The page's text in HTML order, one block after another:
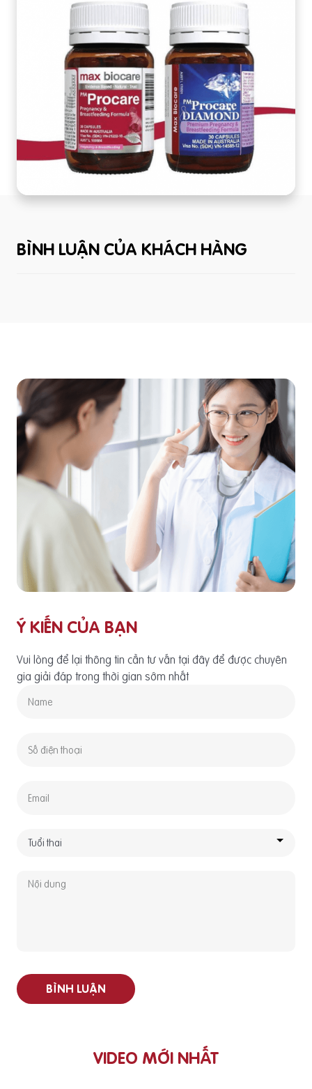
BÌNH LUẬN CỦA KHÁCH HÀNG
Ý KIẾN CỦA BẠN
Vui lòng để lại thông tin cần tư vấn tại đây để được chuyên
gia giải đáp trong thời gian sớm nhất
BÌNH LUẬN
VIDEO MỚI NHẤT